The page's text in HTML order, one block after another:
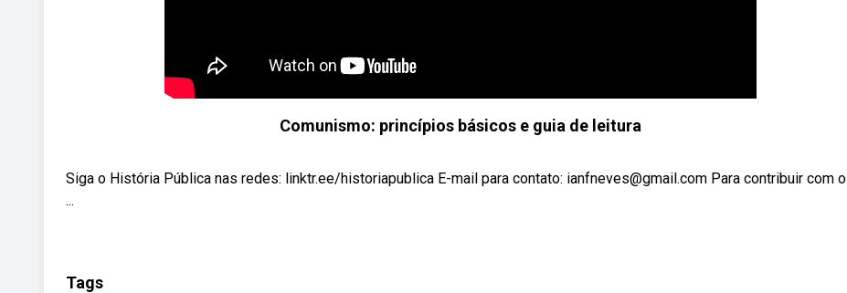
Comunismo: princípios básicos e guia de leitura
Siga o História Pública nas redes: linktr.ee/historiapublica E-mail para contato: ianfneves@gmail.com Para contribuir com o
...
Tags